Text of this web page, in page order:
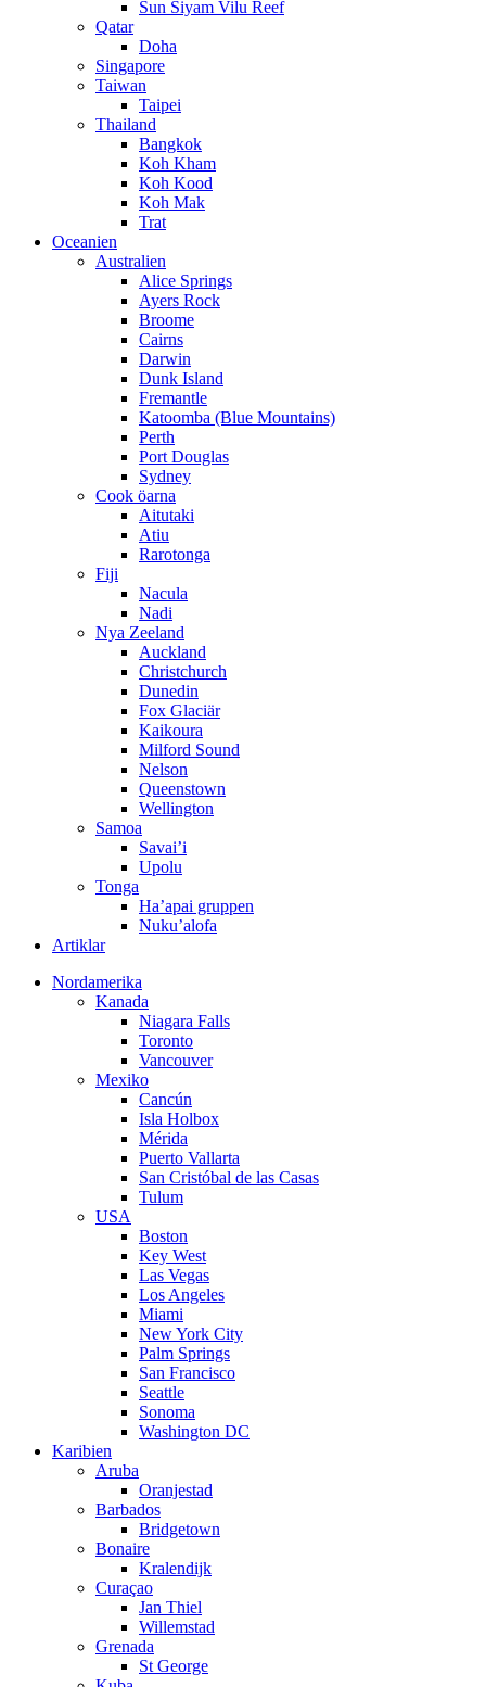
Sun Siyam Vilu Reef
Qatar
Doha
Singapore
Taiwan
Taipei
Thailand
Bangkok
Koh Kham
Koh Kood
Koh Mak
Trat
Oceanien
Australien
Alice Springs
Ayers Rock
Broome
Cairns
Darwin
Dunk Island
Fremantle
Katoomba (Blue Mountains)
Perth
Port Douglas
Sydney
Cook öarna
Aitutaki
Atiu
Rarotonga
Fiji
Nacula
Nadi
Nya Zeeland
Auckland
Christchurch
Dunedin
Fox Glaciär
Kaikoura
Milford Sound
Nelson
Queenstown
Wellington
Samoa
Savai’i
Upolu
Tonga
Ha’apai gruppen
Nuku’alofa
Artiklar
Nordamerika
Kanada
Niagara Falls
Toronto
Vancouver
Mexiko
Cancún
Isla Holbox
Mérida
Puerto Vallarta
San Cristóbal de las Casas
Tulum
USA
Boston
Key West
Las Vegas
Los Angeles
Miami
New York City
Palm Springs
San Francisco
Seattle
Sonoma
Washington DC
Karibien
Aruba
Oranjestad
Barbados
Bridgetown
Bonaire
Kralendijk
Curaçao
Jan Thiel
Willemstad
Grenada
St George